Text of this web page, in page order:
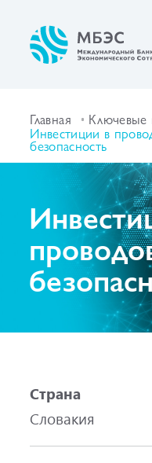
Главная Ключевые
Инвестиции в
безопасность
Страна
Словакия